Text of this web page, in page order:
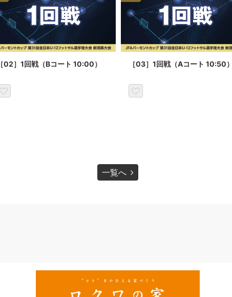
［02］1回戦（Bコート 10:00） ［03］1回戦（Aコート 10:50）
一覧へ